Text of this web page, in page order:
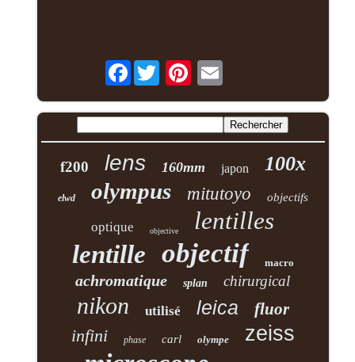
Facebook
f200 lens 160mm japon 100x
elwd olympus mitutoyo objectifs
optique objective lentilles
lentille objectif macro
achromatique splan chirurgical
nikon utilisé leica fluor
infini phase carl olympe zeiss